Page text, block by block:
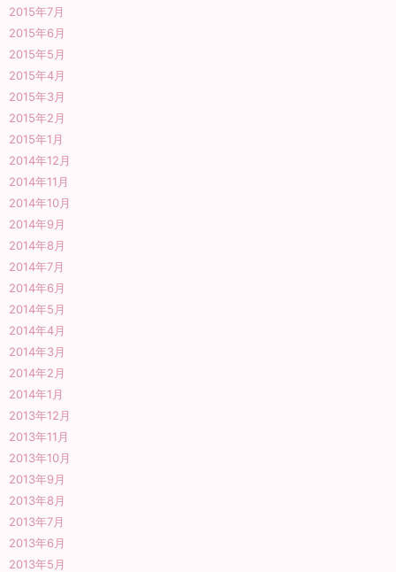
2015年7月
2015年6月
2015年5月
2015年4月
2015年3月
2015年2月
2015年1月
2014年12月
2014年11月
2014年10月
2014年9月
2014年8月
2014年7月
2014年6月
2014年5月
2014年4月
2014年3月
2014年2月
2014年1月
2013年12月
2013年11月
2013年10月
2013年9月
2013年8月
2013年7月
2013年6月
2013年5月